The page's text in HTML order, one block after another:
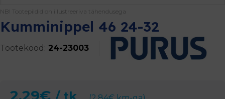
NB! Tootepildid on illustreeriva tähendusega
Kumminippel 46 24-32
Tootekood: 24-23003
2.29€